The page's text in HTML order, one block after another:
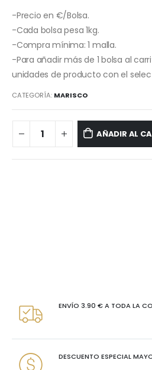
-Precio en €/Bolsa.
-Cada bolsa pesa 1kg.
-Compra mínima: 1 malla.
-Para añadir más de 1 bolsa al
unidades de producto con el
CATEGORÍA: MARISCO
AÑADIR AL
ENVÍO 3.90 € A TODA LA
DESCUENTO ESPECIAL